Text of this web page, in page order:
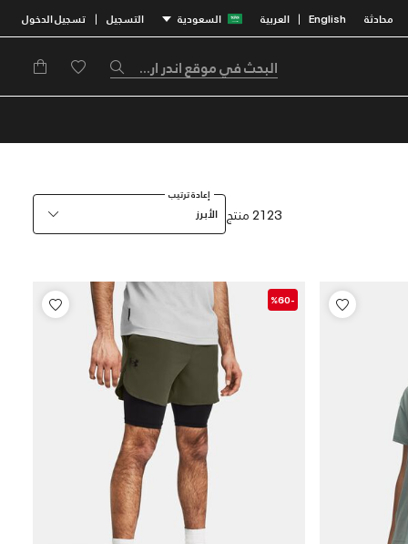
محادثة English
| العربية السعودية التسجيل | تسجيل الدخول
2123 منتج
إعادة ترتيب
الأبرز
-%60